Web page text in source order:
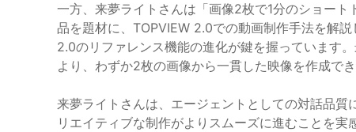
一方、来夢ライトさんは「画像2枚で1分のショー
品を題材に、TOPVIEW 2.0での動画制作手法を解
2.0のリファレンス機能の進化が鍵を握っています
より、わずか2枚の画像から一貫した映像を作成で
来夢ライトさんは、エージェントとしての対話品質
リエイティブな制作がよりスムーズに進むことを実